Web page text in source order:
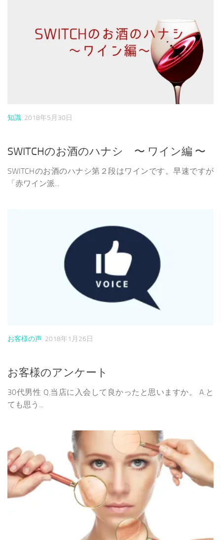
知識 2018年5月30日
SWITCHのお酒のハナシ 〜 ワイン編 〜
SWITCHのお酒のハナシ第２段はワインです。早速ですが
「赤ワイン派...
お客様の声 2018年1月26日
お客様のアンケート
30代男性 Q.当店に入会して良かったと思いますか。 A.と
ても思う...